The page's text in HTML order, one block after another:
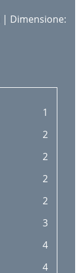
| Dimensione:
1
2
2
2
2
3
4
4